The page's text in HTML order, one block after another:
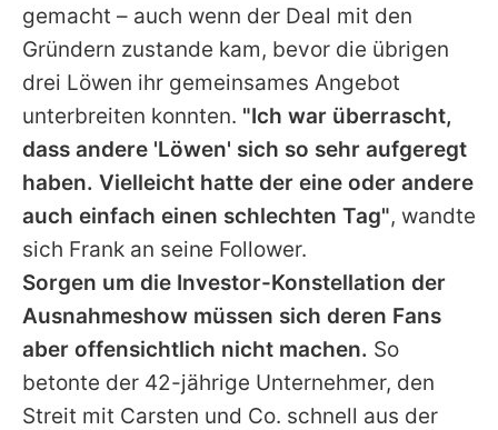
gemacht – auch wenn der Deal mit den
Gründern zustande kam, bevor die übrigen
drei Löwen ihr gemeinsames Angebot
unterbreiten konnten. "Ich war überrascht,
dass andere 'Löwen' sich so sehr aufgeregt
haben. Vielleicht hatte der eine oder andere
auch einfach einen schlechten Tag", wandte
sich Frank an seine Follower.
Sorgen um die Investor-Konstellation der
Ausnahmeshow müssen sich deren Fans
aber offensichtlich nicht machen. So
betonte der 42-jährige Unternehmer, den
Streit mit Carsten und Co. schnell aus der